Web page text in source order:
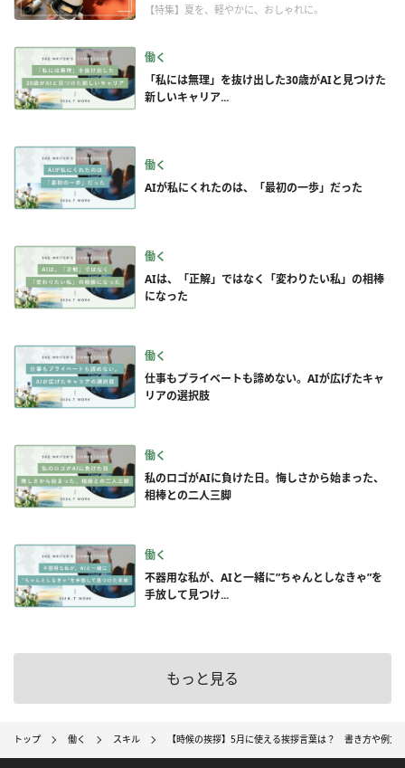
【特集】夏を、軽やかに、おしゃれに。
働く
「私には無理」を抜け出した30歳がAIと見つけた
新しいキャリア...
働く
AIが私にくれたのは、「最初の一歩」だった
働く
AIは、「正解」ではなく「変わりたい私」の相棒
になった
働く
仕事もプライベートも諦めない。AIが広げたキャ
リアの選択肢
働く
私のロゴがAIに負けた日。悔しさから始まった、
相棒との二人三脚
働く
不器用な私が、AIと一緒に”ちゃんとしなきゃ”を
手放して見つけ...
もっと見る
トップ 働く スキル 【時候の挨拶】5月に使える挨拶言葉は？ 書き方や例文